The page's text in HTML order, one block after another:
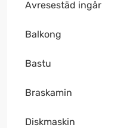
Avresestäd ingår
Balkong
Bastu
Braskamin
Diskmaskin